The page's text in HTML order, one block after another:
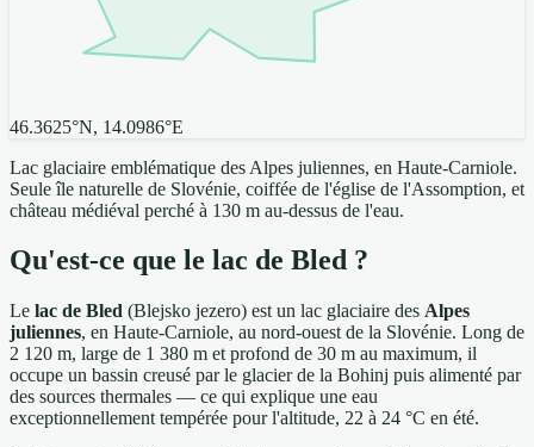
46.3625°N, 14.0986°E
Lac glaciaire emblématique des Alpes juliennes, en Haute-Carniole.
Seule île naturelle de Slovénie, coiffée de l'église de l'Assomption, et
château médiéval perché à 130 m au-dessus de l'eau.
Qu'est-ce que le lac de Bled ?
Le lac de Bled (Blejsko jezero) est un lac glaciaire des Alpes
juliennes, en Haute-Carniole, au nord-ouest de la Slovénie. Long de
2 120 m, large de 1 380 m et profond de 30 m au maximum, il
occupe un bassin creusé par le glacier de la Bohinj puis alimenté par
des sources thermales — ce qui explique une eau
exceptionnellement tempérée pour l'altitude, 22 à 24 °C en été.